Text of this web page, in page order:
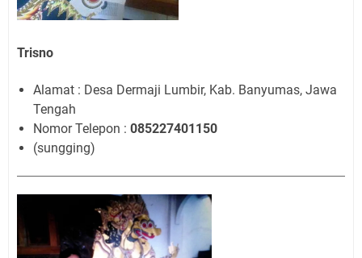
Trisno
Alamat : Desa Dermaji Lumbir, Kab. Banyumas, Jawa
Tengah
Nomor Telepon : 085227401150
(sungging)